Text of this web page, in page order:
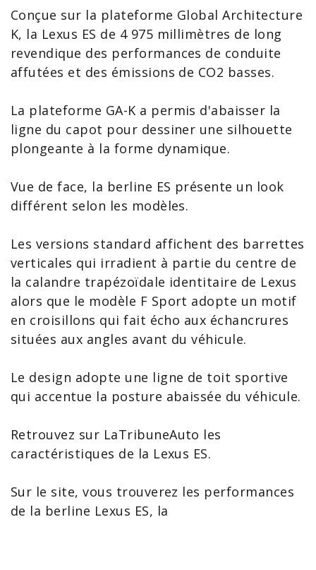
Conçue sur la plateforme Global Architecture
K, la Lexus ES de 4 975 millimètres de long
revendique des performances de conduite
affutées et des émissions de CO2 basses.
La plateforme GA-K a permis d'abaisser la
ligne du capot pour dessiner une silhouette
plongeante à la forme dynamique.
Vue de face, la berline ES présente un look
différent selon les modèles.
Les versions standard affichent des barrettes
verticales qui irradient à partie du centre de
la calandre trapézoïdale identitaire de Lexus
alors que le modèle F Sport adopte un motif
en croisillons qui fait écho aux échancrures
situées aux angles avant du véhicule.
Le design adopte une ligne de toit sportive
qui accentue la posture abaissée du véhicule.
Retrouvez sur LaTribuneAuto les
caractéristiques de la Lexus ES.
Sur le site, vous trouverez les performances
de la berline Lexus ES, la